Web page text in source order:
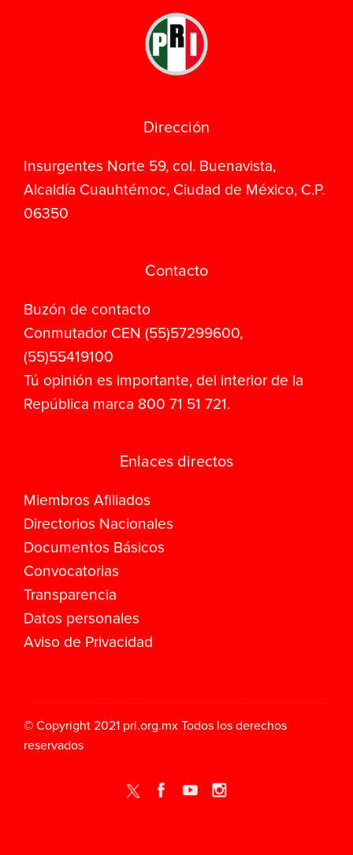
Dirección
Insurgentes Norte 59, col. Buenavista,
Alcaldía Cuauhtémoc, Ciudad de México, C.P.
06350
Contacto
Buzón de contacto
Conmutador CEN (55)57299600,
(55)55419100
Tú opinión es importante, del interior de la
República marca 800 71 51 721.
Enlaces directos
Miembros Afiliados
Directorios Nacionales
Documentos Básicos
Convocatorias
Transparencia
Datos personales
Aviso de Privacidad
© Copyright 2021 pri.org.mx Todos los derechos
reservados